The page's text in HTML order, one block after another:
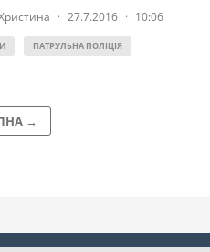
· 27.7.2016 · 10:06
ПАТРУЛЬНА ПОЛІЦІЯ
→